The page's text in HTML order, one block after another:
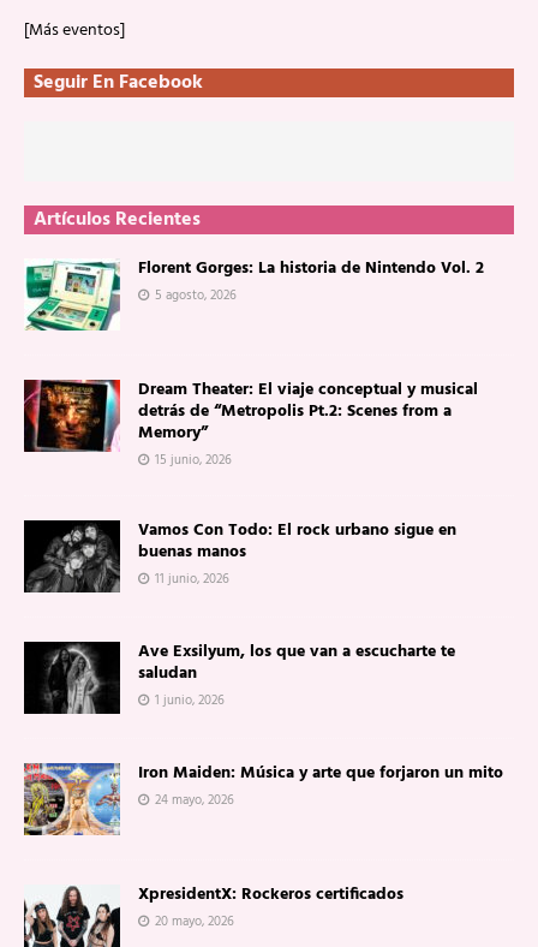
[Más eventos]
Seguir En Facebook
Artículos Recientes
Florent Gorges: La historia de Nintendo Vol. 2
5 agosto, 2026
Dream Theater: El viaje conceptual y musical
detrás de “Metropolis Pt.2: Scenes from a
Memory”
15 junio, 2026
Vamos Con Todo: El rock urbano sigue en
buenas manos
11 junio, 2026
Ave Exsilyum, los que van a escucharte te
saludan
1 junio, 2026
Iron Maiden: Música y arte que forjaron un mito
24 mayo, 2026
XpresidentX: Rockeros certificados
20 mayo, 2026